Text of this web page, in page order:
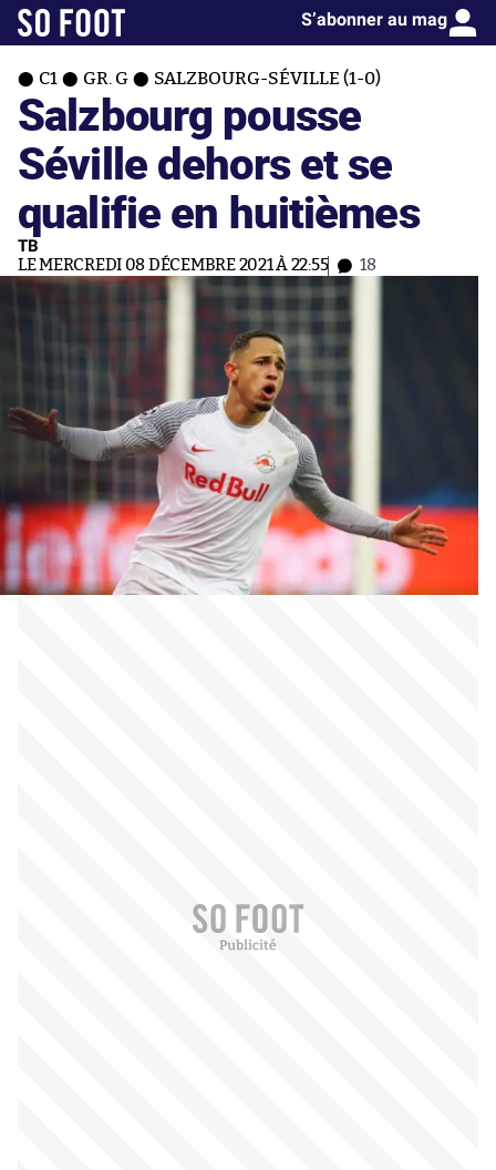
S’abonner au mag
C1 GR. G SALZBOURG-SÉVILLE (1-0)
Salzbourg pousse
Séville dehors et se
qualifie en huitièmes
TB
LE MERCREDI 08 DÉCEMBRE 2021 À 22:55 18